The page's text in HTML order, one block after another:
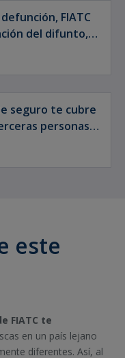
FIATC
del difunto,
asegurados lo
o accidente.
seguro te cubre
personas
este
FIATC te
en un país lejano
diferentes. Así, al